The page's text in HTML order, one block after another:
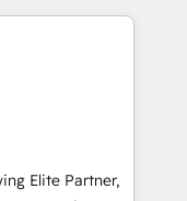
a identificar
te dará.
enterprise
connected
process,
revenue
CRM and data
marketing,
Elite Partner,